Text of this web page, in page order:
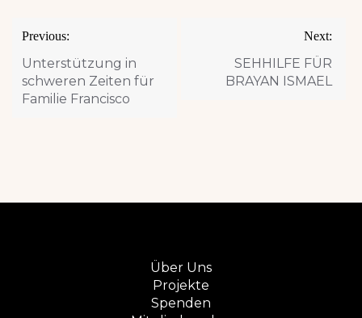
Post
navigation
Previous:
Unterstützung in
schweren Zeiten für
Familie Francisco
Next:
SEHHILFE FÜR
BRAYAN ISMAEL
Über Uns
Projekte
Spenden